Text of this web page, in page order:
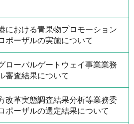
における青果物プロモーション
ポーザルの実施について
ローバルゲートウェイ事業業務
審査結果について
改革実態調査結果分析等業務委
ポーザルの選定結果について